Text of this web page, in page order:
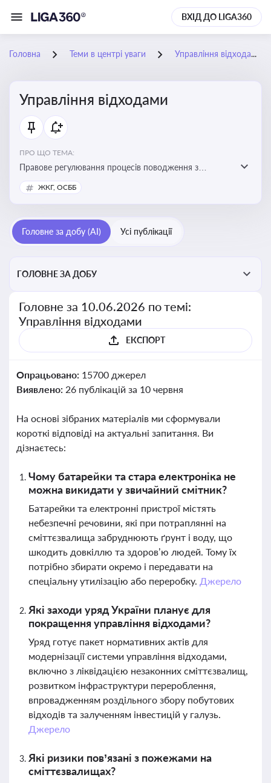
ВХІД ДО LIGA360
Головна Теми в центрі уваги Управління відходами
Управління відходами
ПРО ЩО ТЕМА:
Правове регулювання процесів поводження з
відходами, включаючи їх збирання, оброблення та
утилізацію, дотримання екологічних вимог та
ЖКГ, ОСББ
Головне за добу (AI) Усі публікації
ГОЛОВНЕ ЗА ДОБУ
Головне за 10.06.2026 по темі:
Управління відходами
ЕКСПОРТ
Опрацьовано: 15700 джерел
Виявлено: 26 публікацій за 10 червня
На основі зібраних матеріалів ми сформували
короткі відповіді на актуальні запитання. Ви
дізнаєтесь:
Чому батарейки та стара електроніка не
можна викидати у звичайний смітник?
Батарейки та електронні пристрої містять
небезпечні речовини, які при потраплянні на
сміттєзвалища забруднюють ґрунт і воду, що
шкодить довкіллю та здоров’ю людей. Тому їх
потрібно збирати окремо і передавати на
спеціальну утилізацію або переробку. Джерело
Які заходи уряд України планує для
покращення управління відходами?
Уряд готує пакет нормативних актів для
модернізації системи управління відходами,
включно з ліквідацією незаконних сміттєзвалищ,
розвитком інфраструктури перероблення,
впровадженням роздільного збору побутових
відходів та залученням інвестицій у галузь.
Джерело
Які ризики пов’язані з пожежами на
сміттєзвалищах?